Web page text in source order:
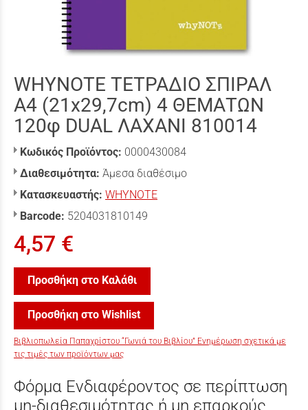
WHYNOTE ΤΕΤΡΑΔΙΟ ΣΠΙΡΑΛ
Α4 (21x29,7cm) 4 ΘΕΜΑΤΩΝ
120φ DUAL ΛΑΧΑΝΙ 810014
Κωδικός Προϊόντος: 0000430084
Διαθεσιμότητα: Άμεσα διαθέσιμο
Κατασκευαστής: WHYNOTE
Barcode: 5204031810149
4,57 €
Προσθήκη στο Καλάθι
Προσθήκη στο Wishlist
Βιβλιοπωλεία Παπαχρίστου “Γωνιά του Βιβλίου” Ενημέρωση σχετικά με
τις τιμές των προϊόντων μας
Φόρμα Ενδιαφέροντος σε περίπτωση
μη-διαθεσιμότητας ή μη επαρκούς